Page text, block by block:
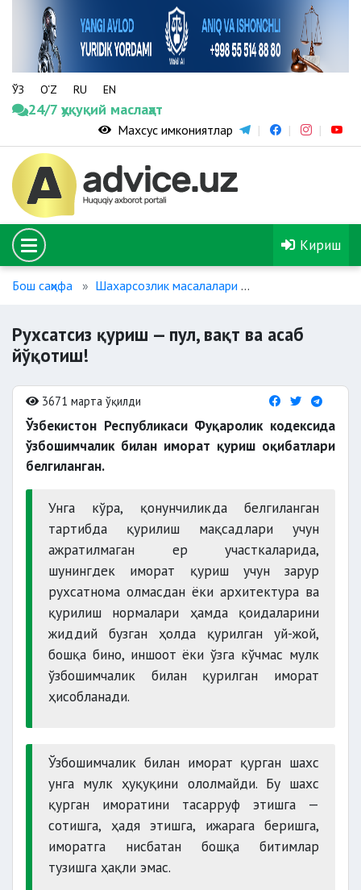
ЎЗ O‘Z RU EN
24/7 ҳуқуқий маслаҳат
Махсус имкониятлар
Кириш
Бош саҳифа Шахарсозлик масалалари
Рухсатсиз қуриш — пул, вақт ва асаб
йўқотиш!
3671 марта ўқилди
Ўзбекистон Республикаси Фуқаролик кодексида
ўзбошимчалик билан иморат қуриш оқибатлари
белгиланган.
Унга кўра, қонунчиликда белгиланган
тартибда қурилиш мақсадлари учун
ажратилмаган ер участкаларида,
шунингдек иморат қуриш учун зарур
рухсатнома олмасдан ёки архитектура ва
қурилиш нормалари ҳамда қоидаларини
жиддий бузган ҳолда қурилган уй-жой,
бошқа бино, иншоот ёки ўзга кўчмас мулк
ўзбошимчалик билан қурилган иморат
ҳисобланади.
Ўзбошимчалик билан иморат қурган шахс
унга мулк ҳуқуқини ололмайди. Бу шахс
қурган иморатини тасарруф этишга —
сотишга, ҳадя этишга, ижарага беришга,
иморатга нисбатан бошқа битимлар
тузишга ҳақли эмас.